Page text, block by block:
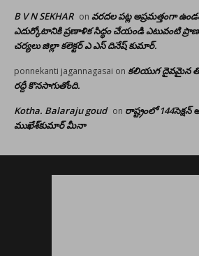
B V N SEKHAR on వరదల పట్ల అప్రమత్తంగా
ఎదుర్కోటానికి ప్రణాళిక సిద్ధం చేయండి ఎటువంటి ప్రాణ,
చర్యలు జిల్లా కలెక్టర్ ఎ ఎస్ దినేష్ కుమార్.
ponnekanti jagannagasai on కలియుగ దైవమైన
రద్దీ కొనసాగుతోంది.
Kotha. Balaraju goud on రాష్ట్రంలో
ముఖేశ్‌కుమార్‌ మీనా